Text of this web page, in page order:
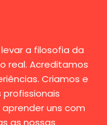
a filosofia da
real. Acreditamos
Criamos e
uns com